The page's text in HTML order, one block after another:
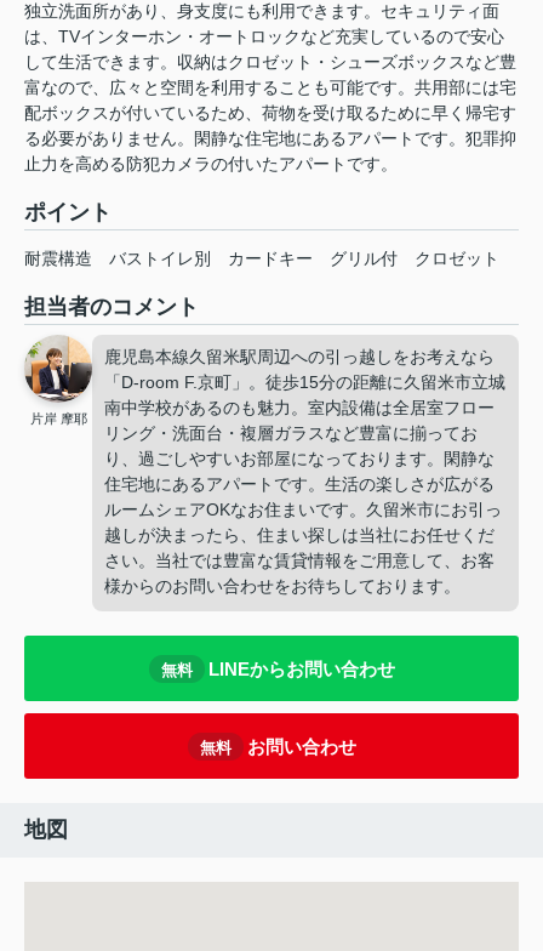
独立洗面所があり、身支度にも利用できます。セキュリティ面
は、TVインターホン・オートロックなど充実しているので安心
して生活できます。収納はクロゼット・シューズボックスなど豊
富なので、広々と空間を利用することも可能です。共用部には宅
配ボックスが付いているため、荷物を受け取るために早く帰宅す
る必要がありません。閑静な住宅地にあるアパートです。犯罪抑
止力を高める防犯カメラの付いたアパートです。
ポイント
耐震構造 バストイレ別 カードキー グリル付 クロゼット
担当者のコメント
片岸 摩耶
鹿児島本線久留米駅周辺への引っ越しをお考えなら
「D-room F.京町」。徒歩15分の距離に久留米市立城
南中学校があるのも魅力。室内設備は全居室フロー
リング・洗面台・複層ガラスなど豊富に揃ってお
り、過ごしやすいお部屋になっております。閑静な
住宅地にあるアパートです。生活の楽しさが広がる
ルームシェアOKなお住まいです。久留米市にお引っ
越しが決まったら、住まい探しは当社にお任せくだ
さい。当社では豊富な賃貸情報をご用意して、お客
様からのお問い合わせをお待ちしております。
無料 LINEからお問い合わせ
無料 お問い合わせ
地図